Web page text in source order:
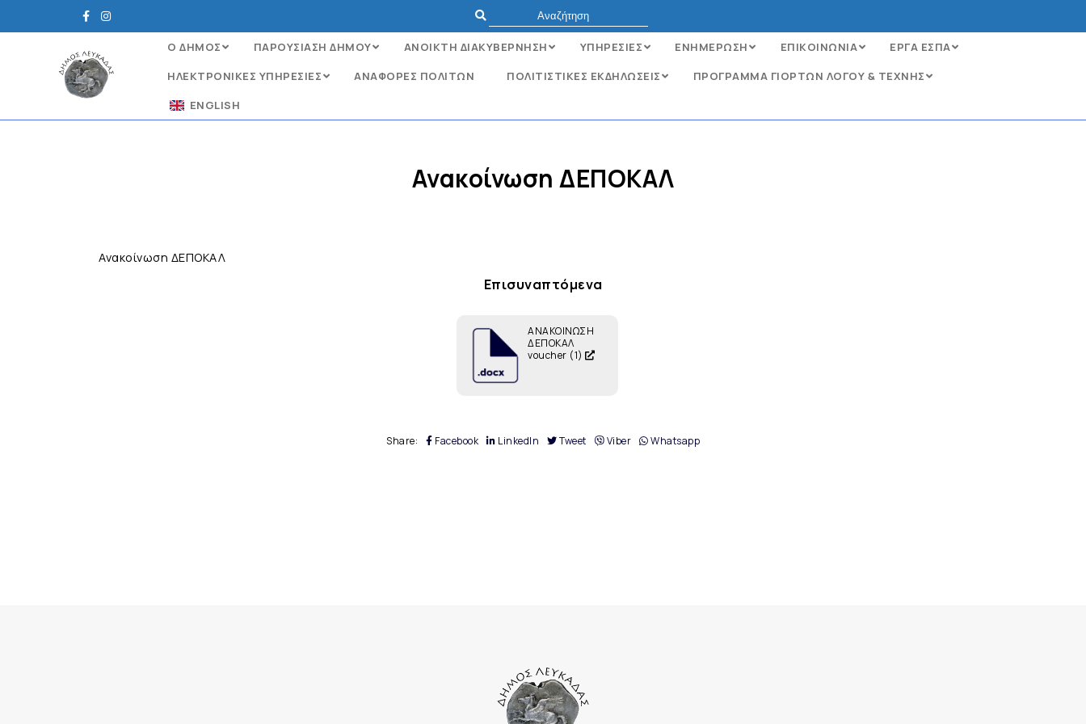
Ο ΔΗΜΟΣ ΠΑΡΟΥΣΙΑΣΗ ΔΗΜΟΥ ΑΝΟΙΚΤΗ ΔΙΑΚΥΒΕΡΝΗΣΗ ΥΠΗΡΕΣΙΕΣ ΕΝΗΜΕΡΩΣΗ ΕΠΙΚΟΙΝΩΝΙΑ
ΕΡΓΑ ΕΣΠΑ
ΗΛΕΚΤΡΟΝΙΚΈΣ ΥΠΗΡΕΣΊΕΣ
ΑΝΑΦΟΡΈΣ ΠΟΛΙΤΏΝ ΠΟΛΙΤΙΣΤΙΚΕΣ ΕΚΔΗΛΩΣΕΙΣ
ΠΡΟΓΡΑΜΜΑ ΓΙΟΡΤΩΝ ΛΟΓΟΥ & ΤΕΧΝΗΣ
ENGLISH
Ανακοίνωση ΔΕΠΟΚΑΛ
Ανακοίνωση ΔΕΠΟΚΑΛ
Επισυναπτόμενα
ΑΝΑΚΟΙΝΩΣΗ
ΔΕΠΟΚΑΛ
voucher (1)
Share: Facebook LinkedIn Tweet Viber Whatsapp